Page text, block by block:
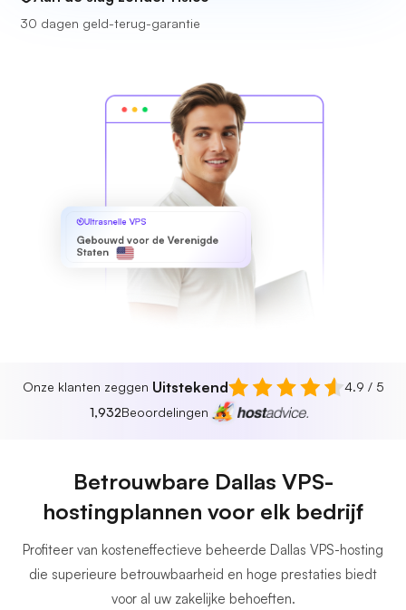
30 dagen geld-terug-garantie
Ultrasnelle VPS
Gebouwd voor de Verenigde
Staten
Onze klanten zeggen Uitstekend
4.9 / 5
1,932Beoordelingen
Betrouwbare Dallas VPS-
hostingplannen voor elk bedrijf
Profiteer van kosteneffectieve beheerde Dallas VPS-hosting
die superieure betrouwbaarheid en hoge prestaties biedt
voor al uw zakelijke behoeften.